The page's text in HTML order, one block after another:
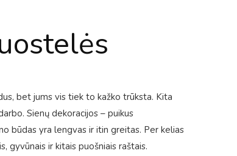
bet jums vis tiek to kažko trūksta. Kita
Sienų dekoracijos – puikus
būdas yra lengvas ir itin greitas. Per kelias
gyvūnais ir kitais puošniais raštais.